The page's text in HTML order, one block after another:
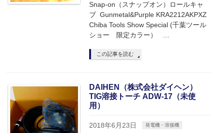
Snap-on（スナップオン）ロールキャ
ブ Gunmetal&Purple KRA2212AKPXZ
Chiba Tools Show Special (千葉ツール
ショー 限定カラー） …
この記事を読む
DAIHEN（株式会社ダイヘン）
TIG溶接トーチ ADW-17（未使
用）
2018年6月23日 発電機・溶接機